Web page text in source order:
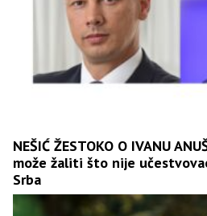
NEŠIĆ ŽESTOKO O IVANU
može žaliti što nije
Srba